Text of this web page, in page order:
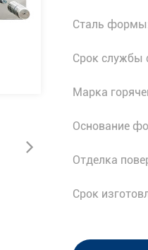
Сталь
Срок
Марка
Основание
Отделка
Срок